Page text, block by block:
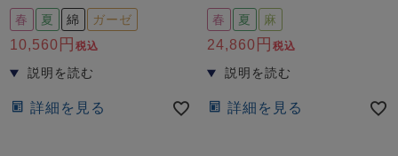
春 夏 綿 ガーゼ
10,560 税込
詳細を見る
春 夏 麻
24,860 税込
詳細を見る